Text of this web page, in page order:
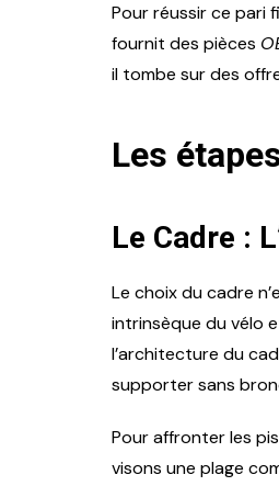
Pour réussir ce pari
fournit des pièces
il tombe sur des
Les
Le Cadre :
Le choix du cadre
intrinsèque du vélo
l’architecture du
supporter sans
Pour affronter les
visons une plage